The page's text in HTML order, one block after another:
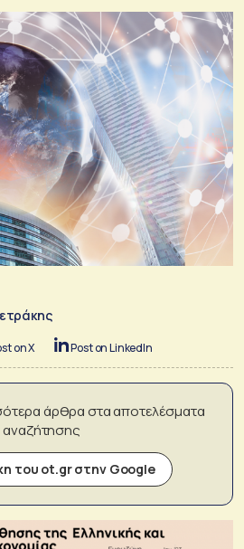
on X Post on LinkedIn
άρθρα στα αποτελέσματα
αναζήτησης
του ot.gr στην Google